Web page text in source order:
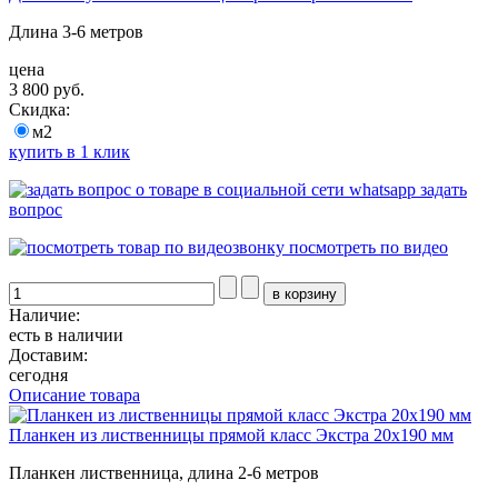
Длина 3-6 метров
цена
3 800 руб.
Скидка:
м2
купить в 1 клик
задать
вопрос
посмотреть по видео
Наличие:
есть в наличии
Доставим:
сегодня
Описание товара
Планкен из лиственницы прямой класс Экстра 20x190 мм
Планкен лиственница, длина 2-6 метров